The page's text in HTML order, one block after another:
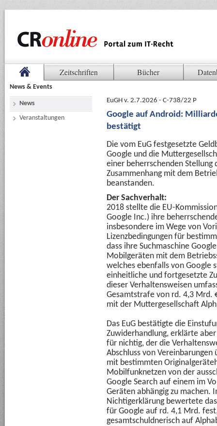
Zeitschriften Bücher
News & Events
News
Veranstaltungen
EuGH v. 2.7.2026 - C-738/22 P
Google auf Android:
bestätigt
Die vom EuG festgesetzte
Google und die
einer beherrschenden Stellung
Zusammenhang mit dem
beanstanden.
Der Sachverhalt:
2018 stellte die EU-
Google Inc.) ihre
insbesondere im Wege von
Lizenzbedingungen für
dass ihre Suchmaschine
Mobilgeräten mit dem
welches ebenfalls von Google
einheitliche und fortgesetzte
dieser Verhaltensweisen
Gesamtstrafe von rd. 4,3 Mrd.
mit der Muttergesellschaft
Das EuG bestätigte die
Zuwiderhandlung, erklärte
für nichtig, der die
Abschluss von
mit bestimmten
Mobilfunknetzen von der
Google Search auf einem im
Geräten abhängig zu machen.
Nichtigerklärung bewertete
für Google auf rd. 4,1 Mrd.
gesamtschuldnerisch auf